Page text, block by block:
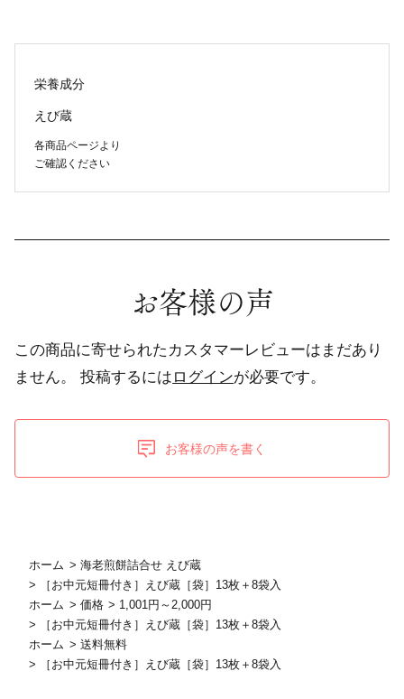
栄養成分
えび蔵
各商品ページより
ご確認ください
お客様の声
この商品に寄せられたカスタマーレビューはまだあり
ません。
投稿するには ログインが必要です。
お客様の声を書く
ホーム > 海老煎餅詰合せ えび蔵
>
［お中元短冊付き］えび蔵［袋］13枚＋8袋入
ホーム > 価格 > 1,001円～2,000円
>
［お中元短冊付き］えび蔵［袋］13枚＋8袋入
ホーム > 送料無料
>
［お中元短冊付き］えび蔵［袋］13枚＋8袋入